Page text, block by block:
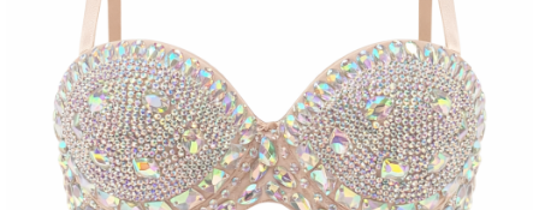
הֵנְּגִישׁוּת
ALT+0